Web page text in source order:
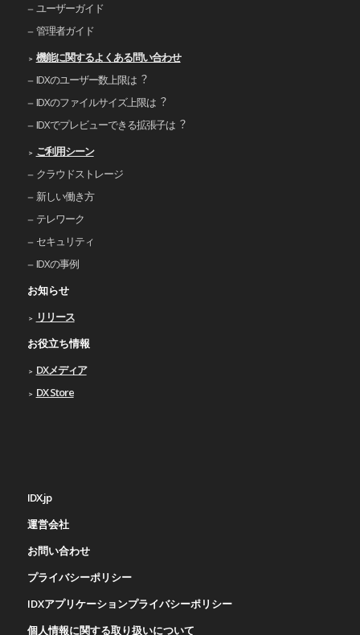
ユーザーガイド
管理者ガイド
機能に関するよくある問い合わせ
IDXのユーザー数上限は︖
IDXのファイルサイズ上限は︖
IDXでプレビューできる拡張⼦は︖
ご利⽤シーン
クラウドストレージ
新しい働き⽅
テレワーク
セキュリティ
IDXの事例
お知らせ
リリース
お役立ち情報
DXメディア
DX Store
IDX.jp
運営会社
お問い合わせ
プライバシーポリシー
IDXアプリケーションプライバシーポリシー
個人情報に関する取り扱いについて